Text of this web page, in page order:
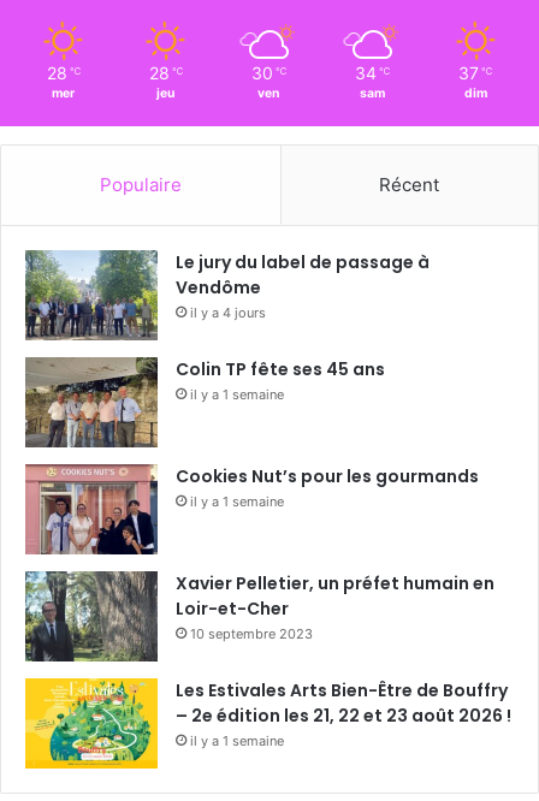
28 ℃
mer
28 ℃
jeu
30 ℃
ven
34 ℃
sam
37 ℃
dim
Populaire Récent
Le jury du label de passage à
Vendôme
il y a 4 jours
Colin TP fête ses 45 ans
il y a 1 semaine
Cookies Nut’s pour les gourmands
il y a 1 semaine
Xavier Pelletier, un préfet humain en
Loir-et-Cher
10 septembre 2023
Les Estivales Arts Bien-Être de Bouffry
– 2e édition les 21, 22 et 23 août 2026 !
il y a 1 semaine